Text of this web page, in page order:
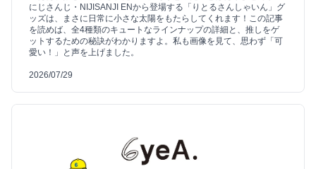
にじさんじ・NIJISANJI ENから登場する「りとるさんしゃいん」グ
ッズは、まさに日常に小さな太陽をもたらしてくれます！この記事
を読めば、全4種類のキュートなラインナップの詳細と、推しをゲ
ットするための秘訣がわかりますよ。私も画像を見て、思わず「可
愛い！」と声を上げました。
2026/07/29